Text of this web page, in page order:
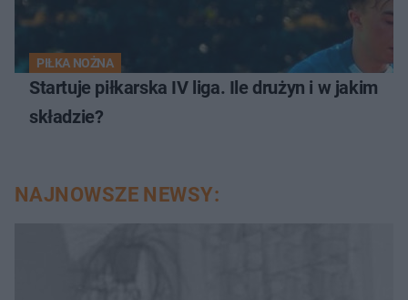
PIŁKA NOŻNA
Startuje piłkarska IV liga. Ile drużyn i w jakim
składzie?
NAJNOWSZE NEWSY: